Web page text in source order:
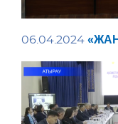
06.04.2024